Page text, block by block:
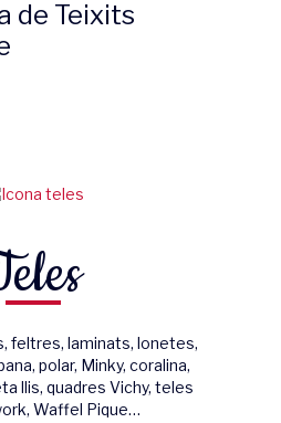
de Teixits
feltres, laminats, lonetes,
polar, Minky, coralina,
llis, quadres Vichy, teles
Waffel Pique…